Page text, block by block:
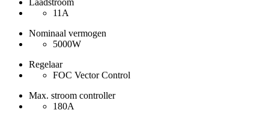
11A
Nominaal vermogen
5000W
Regelaar
FOC Vector Control
Max. stroom controller
180A